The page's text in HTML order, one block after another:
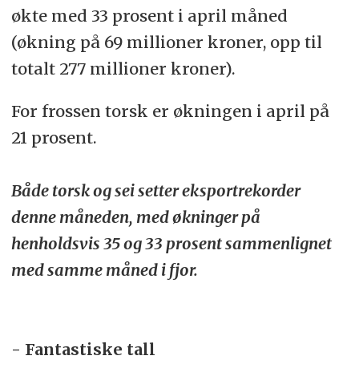
økte med 33 prosent i april måned
(økning på 69 millioner kroner, opp til
totalt 277 millioner kroner).
For frossen torsk er økningen i april på
21 prosent.
Både torsk og sei setter eksportrekorder
denne måneden, med økninger på
henholdsvis 35 og 33 prosent sammenlignet
med samme måned i fjor.
- Fantastiske tall